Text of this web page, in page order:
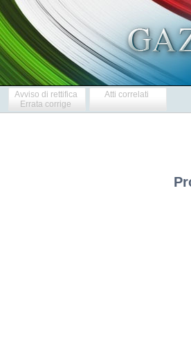
Avviso di rettifica
Errata corrige
Atti correlati